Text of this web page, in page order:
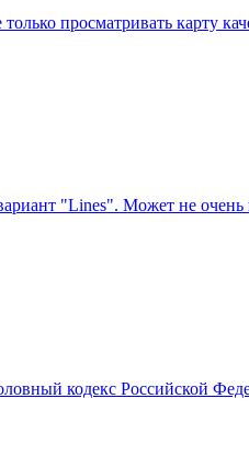
просматривать карту
"Lines". Может не
кодекс Российской